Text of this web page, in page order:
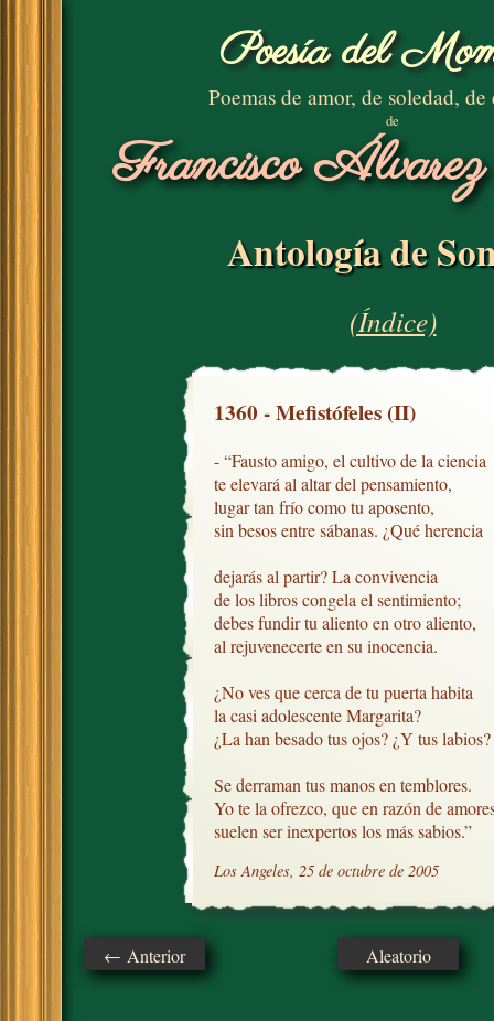
Poesía del
Poemas de amor, de soledad, de
de
Francisco
Antología de
(Índice)
1360 - Mefistófeles (II)
- “Fausto amigo, el cultivo de la ciencia
te elevará al altar del pensamiento,
lugar tan frío como tu aposento,
sin besos entre sábanas. ¿Qué herencia
dejarás al partir? La convivencia
de los libros congela el sentimiento;
debes fundir tu aliento en otro aliento,
al rejuvenecerte en su inocencia.
¿No ves que cerca de tu puerta habita
la casi adolescente Margarita?
¿La han besado tus ojos? ¿Y tus labios?
Se derraman tus manos en temblores.
Yo te la ofrezco, que en razón de
suelen ser inexpertos los más sabios.”
Los Angeles, 25 de octubre de 2005
← Anterior Aleatorio